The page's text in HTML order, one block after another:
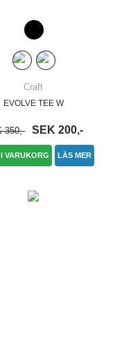
Craft
EVOLVE TEE W
350,- SEK 200,-
VARUKORG LÄS MER